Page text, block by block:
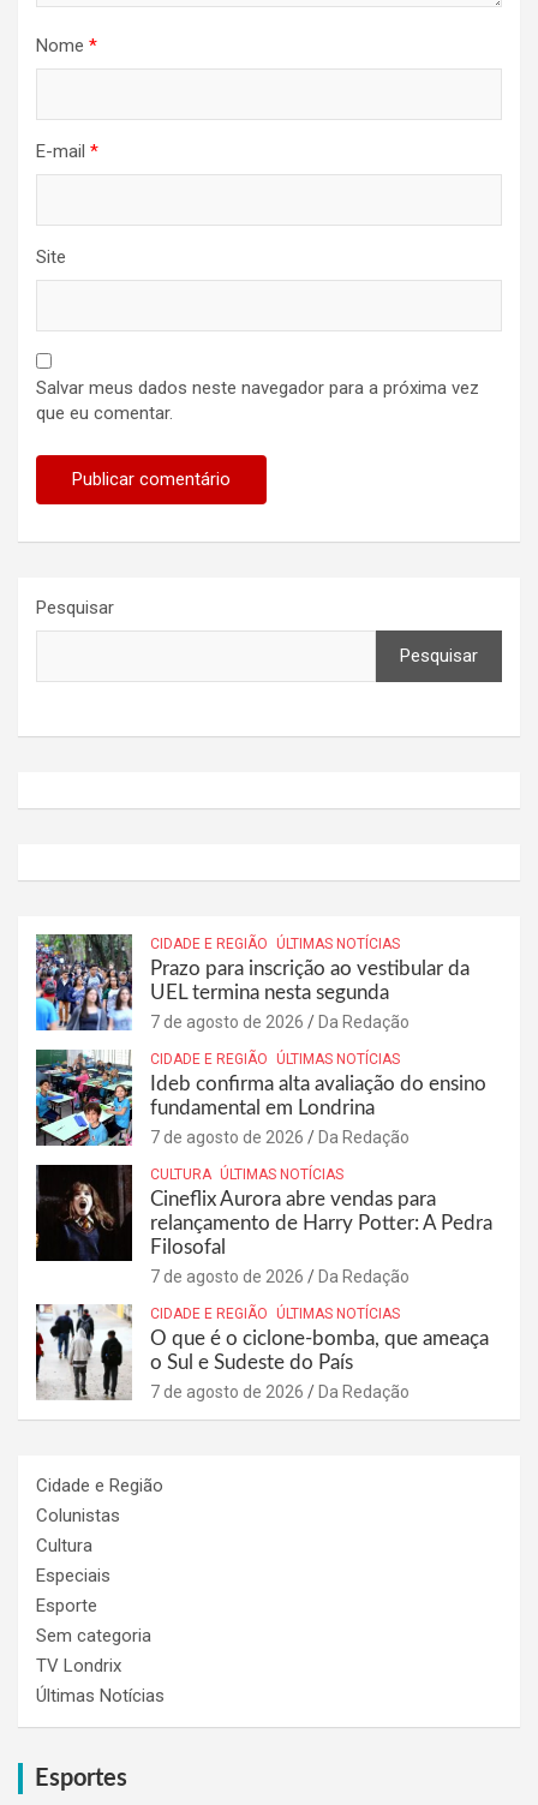
Nome *
E-mail *
Site
Salvar meus dados neste navegador para a próxima vez
que eu comentar.
Pesquisar
Pesquisar
CIDADE E REGIÃO ÚLTIMAS NOTÍCIAS
Prazo para inscrição ao vestibular da
UEL termina nesta segunda
7 de agosto de 2026 Da Redação
CIDADE E REGIÃO ÚLTIMAS NOTÍCIAS
Ideb confirma alta avaliação do ensino
fundamental em Londrina
7 de agosto de 2026 Da Redação
CULTURA ÚLTIMAS NOTÍCIAS
Cineflix Aurora abre vendas para
relançamento de Harry Potter: A Pedra
Filosofal
7 de agosto de 2026 Da Redação
CIDADE E REGIÃO ÚLTIMAS NOTÍCIAS
O que é o ciclone-bomba, que ameaça
o Sul e Sudeste do País
7 de agosto de 2026 Da Redação
Cidade e Região
Colunistas
Cultura
Especiais
Esporte
Sem categoria
TV Londrix
Últimas Notícias
Esportes